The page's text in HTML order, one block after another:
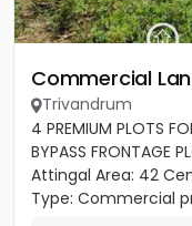
Commercial
Trivandrum
4 PREMIUM PLOTS
BYPASS FRONTAGE
Attingal Area: 42
Type: Commercial